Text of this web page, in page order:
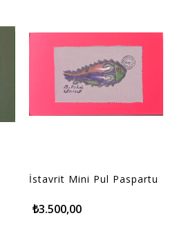
İstavrit Mini Pul Paspartu
₺3.500,00